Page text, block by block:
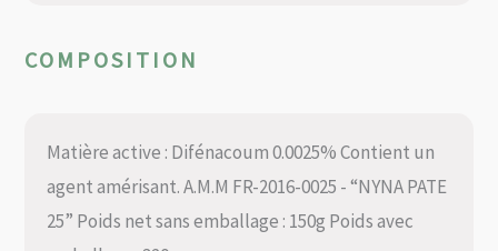
COMPOSITION
Matière active : Difénacoum 0.0025% Contient un
agent amérisant. A.M.M FR-2016-0025 - “NYNA PATE
25” Poids net sans emballage : 150g Poids avec